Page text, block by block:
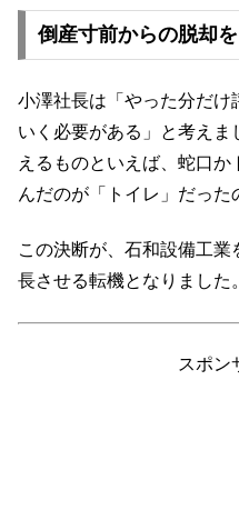
倒産寸前からの脱却
小澤社長は「やった分だけ
いく必要がある」と考え
えるものといえば、蛇口
んだのが「トイレ」だった
この決断が、石和設備工
長させる転機となりました。
スポン